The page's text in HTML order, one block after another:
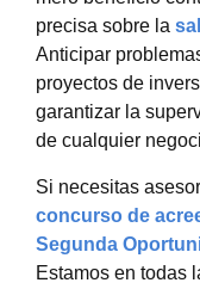
precisa sobre la
Anticipar
proyectos de
garantizar la
de cualquier
Si necesitas
concurso de
Segunda
Estamos en todas